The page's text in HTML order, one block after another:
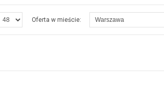
Oferta w mieście: